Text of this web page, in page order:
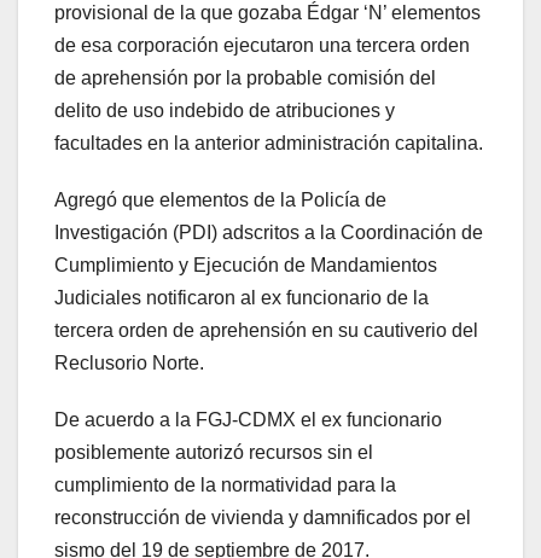
provisional de la que gozaba Édgar ‘N’ elementos
de esa corporación ejecutaron una tercera orden
de aprehensión por la probable comisión del
delito de uso indebido de atribuciones y
facultades en la anterior administración capitalina.
Agregó que elementos de la Policía de
Investigación (PDI) adscritos a la Coordinación de
Cumplimiento y Ejecución de Mandamientos
Judiciales notificaron al ex funcionario de la
tercera orden de aprehensión en su cautiverio del
Reclusorio Norte.
De acuerdo a la FGJ-CDMX el ex funcionario
posiblemente autorizó recursos sin el
cumplimiento de la normatividad para la
reconstrucción de vivienda y damnificados por el
sismo del 19 de septiembre de 2017.